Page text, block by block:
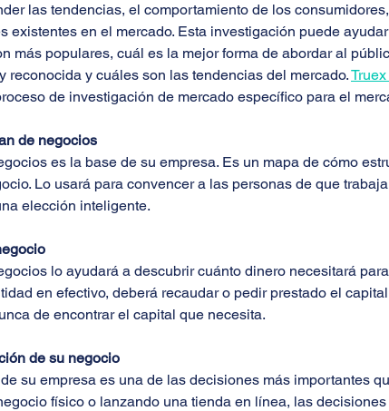
las tendencias, el comportamiento de los
existentes en el mercado. Esta investigación puede
más populares, cuál es la mejor forma de abordar al
reconocida y cuáles son las tendencias del mercado.
de investigación de mercado específico para el
de negocios
es la base de su empresa. Es un mapa de cómo
Lo usará para convencer a las personas de que
elección inteligente.
lo ayudará a descubrir cuánto dinero necesitará
en efectivo, deberá recaudar o pedir prestado el
de encontrar el capital que necesita.
de su negocio
su empresa es una de las decisiones más importantes
físico o lanzando una tienda en línea, las